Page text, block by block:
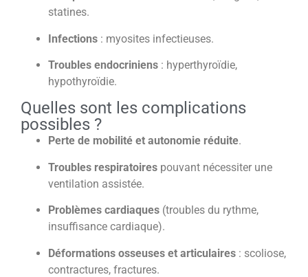
statines.
Infections : myosites infectieuses.
Troubles endocriniens : hyperthyroïdie,
hypothyroïdie.
Quelles sont les complications
possibles ?
Perte de mobilité et autonomie réduite.
Troubles respiratoires pouvant nécessiter une
ventilation assistée.
Problèmes cardiaques (troubles du rythme,
insuffisance cardiaque).
Déformations osseuses et articulaires : scoliose,
contractures, fractures.